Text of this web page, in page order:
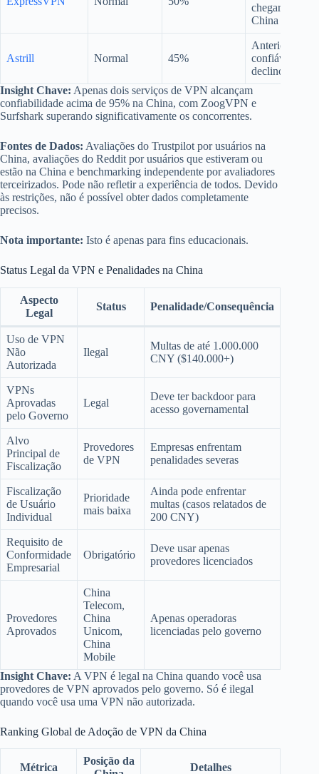
chegar à
China
Astrill Normal 45%
Anteriormente
confiável, mas
declinou
Insight Chave: Apenas dois serviços de VPN alcançam
confiabilidade acima de 95% na China, com ZoogVPN e
Surfshark superando significativamente os concorrentes.
Fontes de Dados: Avaliações do Trustpilot por usuários na
China, avaliações do Reddit por usuários que estiveram ou
estão na China e benchmarking independente por avaliadores
terceirizados. Pode não refletir a experiência de todos. Devido
às restrições, não é possível obter dados completamente
precisos.
Nota importante: Isto é apenas para fins educacionais.
Status Legal da VPN e Penalidades na China
Aspecto
Legal
Status Penalidade/Consequência
Uso de VPN
Não
Autorizada
Ilegal
Multas de até 1.000.000
CNY ($140.000+)
VPNs
Aprovadas
pelo Governo
Legal
Deve ter backdoor para
acesso governamental
Alvo
Principal de
Fiscalização
Provedores
de VPN
Empresas enfrentam
penalidades severas
Fiscalização
de Usuário
Individual
Prioridade
mais baixa
Ainda pode enfrentar
multas (casos relatados de
200 CNY)
Requisito de
Conformidade
Empresarial
Obrigatório
Deve usar apenas
provedores licenciados
Provedores
Aprovados
China
Telecom,
China
Unicom,
China
Mobile
Apenas operadoras
licenciadas pelo governo
Insight Chave: A VPN é legal na China quando você usa
provedores de VPN aprovados pelo governo. Só é ilegal
quando você usa uma VPN não autorizada.
Ranking Global de Adoção de VPN da China
Métrica
Posição da
Detalhes